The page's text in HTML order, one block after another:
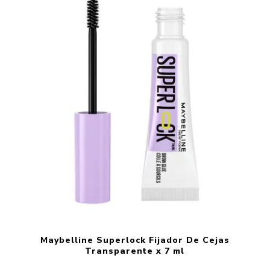
Maybelline Superlock Fijador De Cejas
Transparente x 7 ml